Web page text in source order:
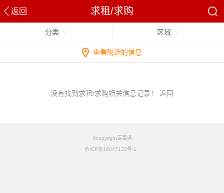
返回 求租/求购
分类 区域
查看附近的信息
没有找到求租/求购相关信息记录！ 返回
©copyright百事通
苏ICP备16047133号-1